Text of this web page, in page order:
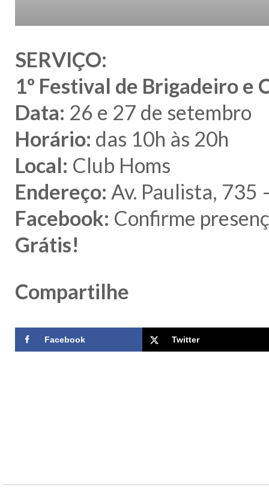
SERVIÇO:
1º Festival de Brigadeiro e
Data: 26 e 27 de setembro
Horário: das 10h às 20h
Local: Club Homs
Endereço: Av. Paulista, 735
Facebook: Confirme
Grátis!
Compartilhe
Facebook Twitter